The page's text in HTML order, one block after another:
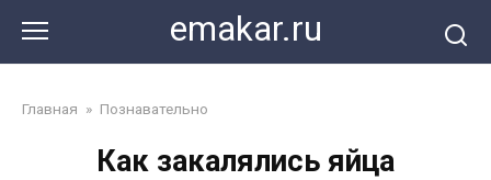
контенту
emakar.ru
Главная » Познавательно
Как закалялись яйца